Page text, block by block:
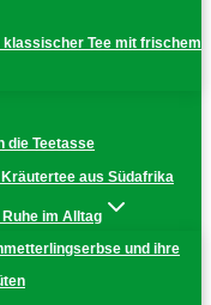
Tee mit frischem
die Teetasse
aus Südafrika
im Alltag
und ihre